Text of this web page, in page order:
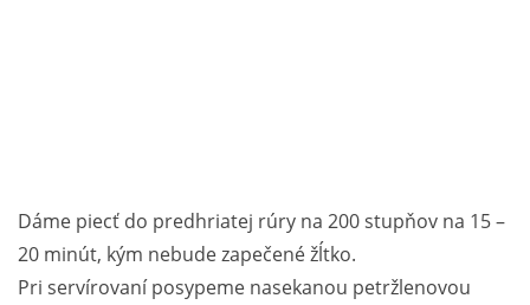
Dáme piecť do predhriatej rúry na 200 stupňov na 15 –
20 minút, kým nebude zapečené žĺtko.
Pri servírovaní posypeme nasekanou petržlenovou